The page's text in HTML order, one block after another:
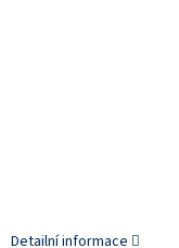
Detailní informace